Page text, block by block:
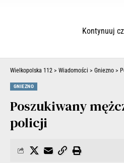
Kontynuuj
Wielkopolska 112 > Wiadomości > Gniezno >
GNIEZNO
Poszukiwany
policji